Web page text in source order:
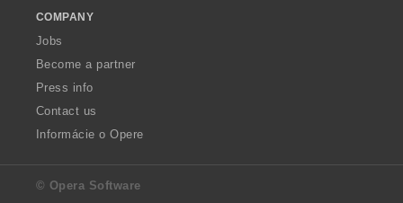
COMPANY
Jobs
Become a partner
Press info
Contact us
Informácie o Opere
© Opera Software